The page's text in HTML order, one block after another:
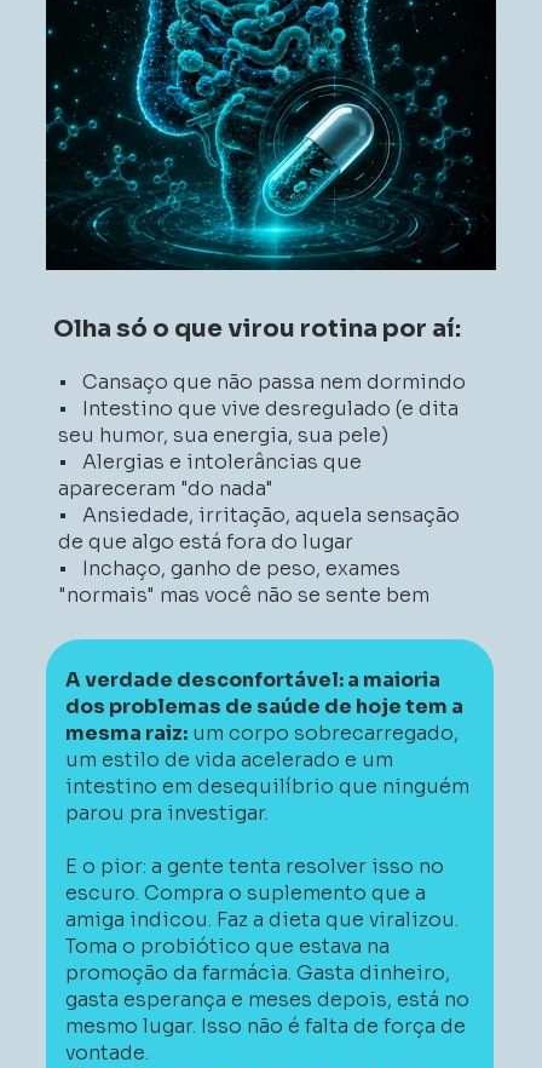
A verdade desconfortável: a maioria
dos problemas de saúde de hoje tem a
mesma raiz: um corpo sobrecarregado,
um estilo de vida acelerado e um
intestino em desequilíbrio que ninguém
parou pra investigar.
E o pior: a gente tenta resolver isso no
escuro. Compra o suplemento que a
amiga indicou. Faz a dieta que viralizou.
Toma o probiótico que estava na
promoção da farmácia. Gasta dinheiro,
gasta esperança e meses depois, está no
mesmo lugar. Isso não é falta de força de
vontade.
Olha só o que virou rotina por aí:
•   Intestino que vive desregulado (e dita
seu humor, sua energia, sua pele)
•   Alergias e intolerâncias que
apareceram "do nada"
•   Ansiedade, irritação, aquela sensação
de que algo está fora do lugar
•   Inchaço, ganho de peso, exames
"normais" mas você não se sente bem